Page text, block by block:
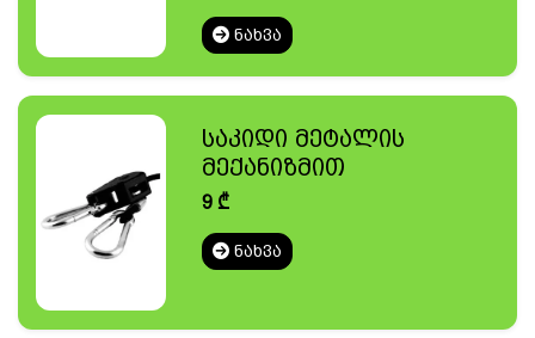
ᲜᲐᲮᲕᲐ
საკიდი მეტალის
მექანიზმით
9₾
ᲜᲐᲮᲕᲐ